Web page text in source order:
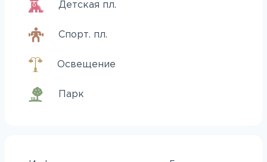
Детская пл.
Спорт. пл.
Освещение
Парк